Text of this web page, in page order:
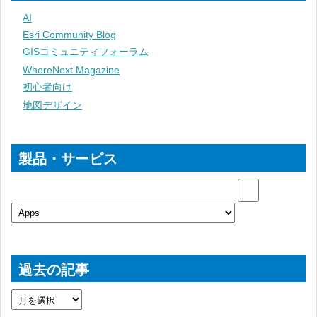
AI
Esri Community Blog
GISコミュニティフォーラム
WhereNext Magazine
初心者向け
地図デザイン
製品・サービス
過去の記事